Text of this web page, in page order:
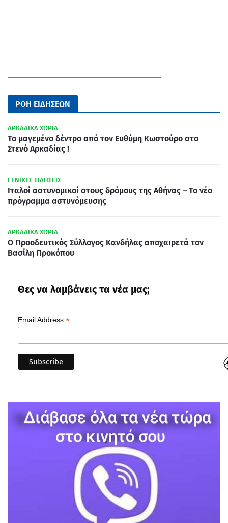
ΡΟΗ ΕΙΔΗΣΕΩΝ
ΑΡΚΑΔΙΚΑ ΧΩΡΙΑ
Το μαγεμένο δέντρο από τον Ευθύμη Κωστούρο στο
Στενό Αρκαδίας !
ΓΕΝΙΚΕΣ ΕΙΔΗΣΕΙΣ
Ιταλοί αστυνομικοί στους δρόμους της Αθήνας – Το νέο
πρόγραμμα αστυνόμευσης
ΑΡΚΑΔΙΚΑ ΧΩΡΙΑ
Ο Προοδευτικός Σύλλογος Κανδήλας αποχαιρετά τον
Βασίλη Προκόπου
Θες να λαμβάνεις τα νέα μας;
Email Address *